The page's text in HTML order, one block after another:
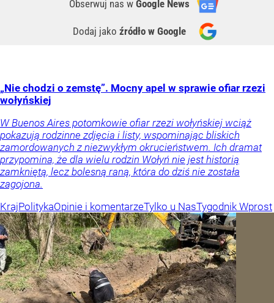
Obserwuj nas w Google News
Dodaj jako źródło w Google
„Nie chodzi o zemstę”. Mocny apel w sprawie ofiar rzezi
wołyńskiej
W Buenos Aires potomkowie ofiar rzezi wołyńskiej wciąż
pokazują rodzinne zdjęcia i listy, wspominając bliskich
zamordowanych z niezwykłym okrucieństwem. Ich dramat
przypomina, że dla wielu rodzin Wołyń nie jest historią
zamkniętą, lecz bolesną raną, która do dziś nie została
zagojona.
KrajPolitykaOpinie i komentarzeTylko u NasTygodnik Wprost